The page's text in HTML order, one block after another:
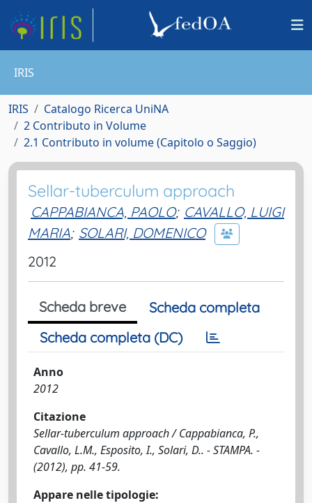
IRIS
IRIS
Catalogo Ricerca UniNA
2 Contributo in Volume
2.1 Contributo in volume (Capitolo o Saggio)
Sellar-tuberculum approach
CAPPABIANCA, PAOLO; CAVALLO, LUIGI
MARIA; SOLARI, DOMENICO
2012
Scheda breve
Scheda completa
Scheda completa (DC)
Anno
2012
Citazione
Sellar-tuberculum approach / Cappabianca, P.,
Cavallo, L.M., Esposito, I., Solari, D.. - STAMPA. -
(2012), pp. 41-59.
Appare nelle tipologie: